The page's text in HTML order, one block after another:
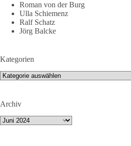
Roman von der Burg
Ulla Schiemenz
Ralf Schatz
Jörg Balcke
Kategorien
Kategorien
Archiv
Archiv